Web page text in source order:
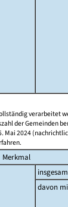
verarbeitet
der Gemeinden
Mai 2024
Merkmal
davon